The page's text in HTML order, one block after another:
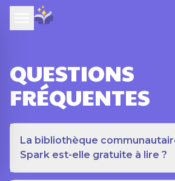
QUESTIONS
FRÉQUENTES
La bibliothèque
Spark est-elle gratuite à lire ?